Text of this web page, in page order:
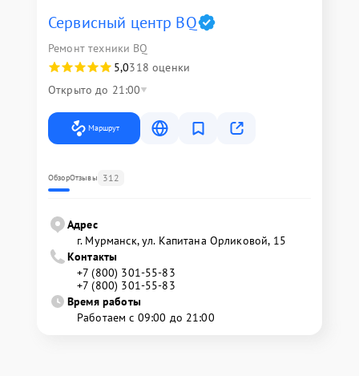
Сервисный центр BQ
Ремонт техники BQ
5,0318 оценки
Открыто до 21:00
Маршрут
ОбзорОтзывы 312
Адрес
г. Мурманск, ул. Капитана Орликовой, 15
Контакты
+7 (800) 301-55-83
+7 (800) 301-55-83
Время работы
Работаем с 09:00 до 21:00